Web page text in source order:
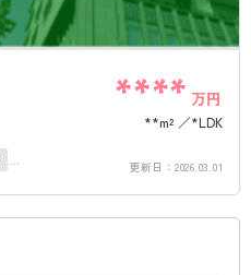
**** 万円
**m²
*LDK
更新日： 2026.03.01